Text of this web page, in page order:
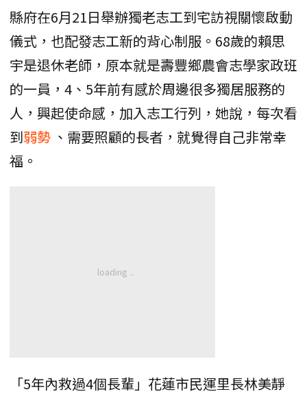
縣府在6月21日舉辦獨老志工到宅訪視關懷啟動
儀式，也配發志工新的背心制服。68歲的賴思
宇是退休老師，原本就是壽豐鄉農會志學家政班
的一員，4、5年前有感於周邊很多獨居服務的
人，興起使命感，加入志工行列，她說，每次看
到弱勢 、需要照顧的長者，就覺得自己非常幸
福。
「5年內救過4個長輩」花蓮市民運里長林美靜